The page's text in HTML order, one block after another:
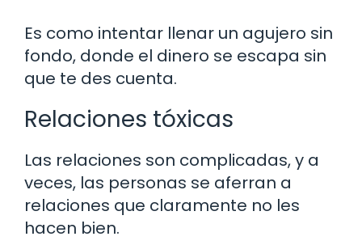
Es como intentar llenar un agujero sin
fondo, donde el dinero se escapa sin
que te des cuenta.
Relaciones tóxicas
Las relaciones son complicadas, y a
veces, las personas se aferran a
relaciones que claramente no les
hacen bien.